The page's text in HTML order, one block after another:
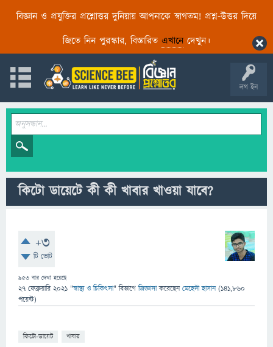
বিজ্ঞান ও প্রযুক্তির প্রশ্নোত্তর দুনিয়ায় আপনাকে স্বাগতম! প্রশ্ন-উত্তর দিয়ে
জিতে নিন পুরস্কার, বিস্তারিত এখানেদেখুন।
লগ ইন
কিটো ডায়েটে কী কী খাবার খাওয়া যাবে?
+3
টি ভোট
953 বার দেখা হয়েছে
27 ফেব্রুয়ারি 2021 "স্বাস্থ্য ও চিকিৎসা" বিভাগে জিজ্ঞাসাকরেছেনমেহেদী হাসান (141,860
পয়েন্ট)
কিটো-ডায়েট খাবার